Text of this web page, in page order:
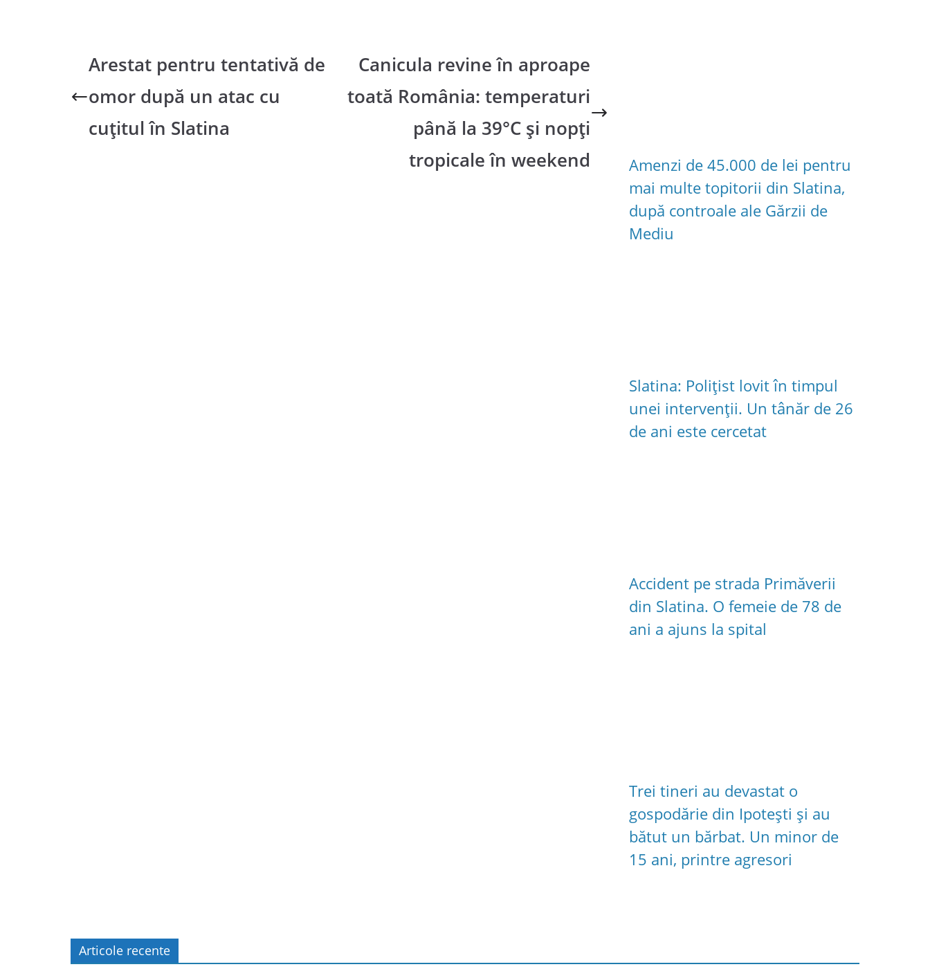
Arestat pentru tentativă de
omor după un atac cu
cuțitul în Slatina
Canicula revine în aproape
toată România: temperaturi
până la 39°C și nopți
tropicale în weekend
Amenzi de 45.000 de lei pentru
mai multe topitorii din Slatina,
după controale ale Gărzii de
Mediu
Slatina: Polițist lovit în timpul
unei intervenții. Un tânăr de 26
de ani este cercetat
Accident pe strada Primăverii
din Slatina. O femeie de 78 de
ani a ajuns la spital
Trei tineri au devastat o
gospodărie din Ipotești și au
bătut un bărbat. Un minor de
15 ani, printre agresori
Articole recente